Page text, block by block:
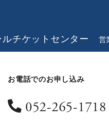
ルチケットセンター 営
お電話でのお申し込み
052-265-1718